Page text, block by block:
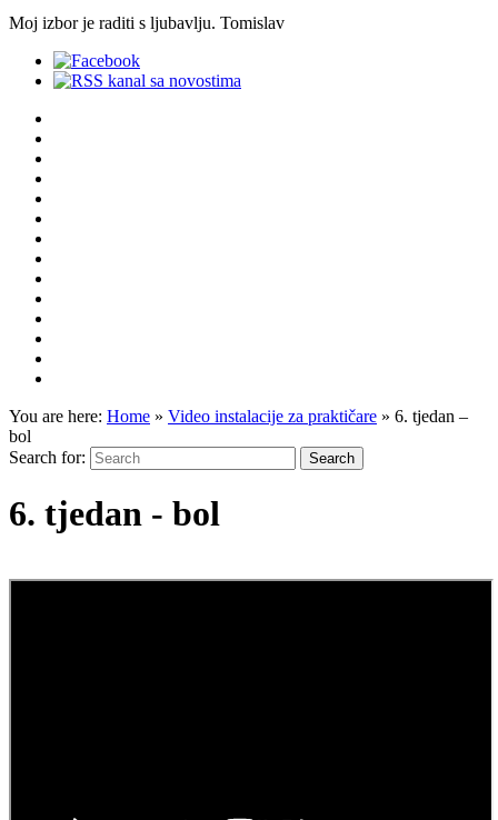
Moj izbor je raditi s ljubavlju. Tomislav
You are here: Home » Video instalacije za praktičare » 6. tjedan –
bol
Search for:
6. tjedan - bol